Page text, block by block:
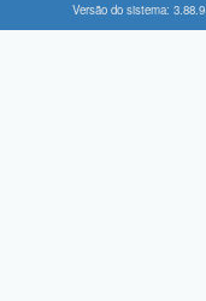
Versão do sistema: 3.88.9